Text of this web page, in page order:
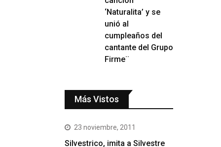
‘Naturalita’ y se
unió al
cumpleaños del
cantante del Grupo
Firme¨
Más Vistos
23 noviembre, 2011
Silvestrico, imita a Silvestre